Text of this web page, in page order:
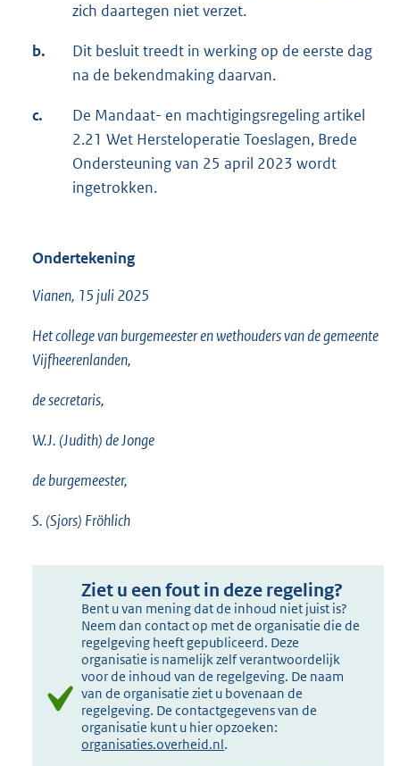
zich daartegen niet verzet.
b.
Dit besluit treedt in werking op de eerste dag
na de bekendmaking daarvan.
c.
De Mandaat- en machtigingsregeling artikel
2.21 Wet Hersteloperatie Toeslagen, Brede
Ondersteuning van 25 april 2023 wordt
ingetrokken.
Ondertekening
Vianen, 15 juli 2025
Het college van burgemeester en wethouders van de gemeente
Vijfheerenlanden,
de secretaris,
W.J. (Judith) de Jonge
de burgemeester,
S. (Sjors) Fröhlich
Ziet u een fout in deze regeling?
Bent u van mening dat de inhoud niet juist is?
Neem dan contact op met de organisatie die de
regelgeving heeft gepubliceerd. Deze
organisatie is namelijk zelf verantwoordelijk
voor de inhoud van de regelgeving. De naam
van de organisatie ziet u bovenaan de
regelgeving. De contactgegevens van de
organisatie kunt u hier opzoeken:
organisaties.overheid.nl.